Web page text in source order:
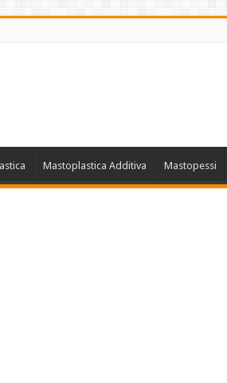
Mastoplastica Additiva Mastopessi